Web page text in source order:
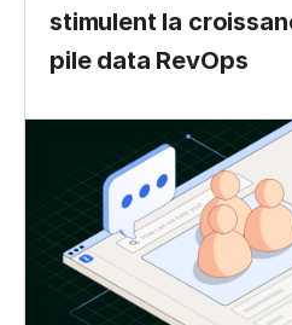
stimulent la
pile data RevOps